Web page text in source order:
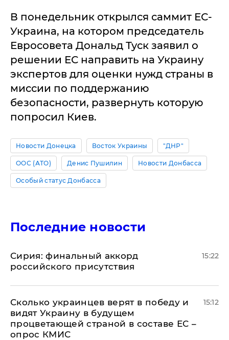
В понедельник открылся саммит ЕС-
Украина, на котором председатель
Евросовета Дональд Туск заявил о
решении ЕС направить на Украину
экспертов для оценки нужд страны в
миссии по поддержанию
безопасности, развернуть которую
попросил Киев.
Новости Донецка Восток Украины "ДНР"
ООС (АТО) Денис Пушилин Новости Донбасса
Особый статус Донбасса
Последние новости
​Сирия: финальный аккорд
российского присутствия
15:22
Сколько украинцев верят в победу и
видят Украину в будущем
процветающей страной в составе ЕС –
опрос КМИС
15:12